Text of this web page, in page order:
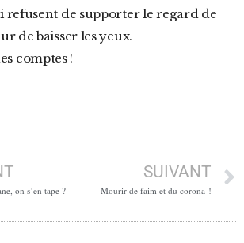
refusent de supporter le regard de
de baisser les yeux.
comptes !
on s’en tape ?
SUIVANT
Mourir de faim et du corona !